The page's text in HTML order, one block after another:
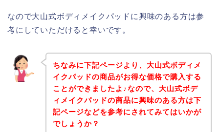
なので大山式ボディメイクパッドに興味のある方は参
考にしていただけると幸いです。
ちなみに下記ページより、大山式ボディメ
イクパッドの商品がお得な価格で購入する
ことができましたよ♪なので、大山式ボデ
ィメイクパッドの商品に興味のある方は下
記ページなどを参考にされてみてはいかが
でしょうか？